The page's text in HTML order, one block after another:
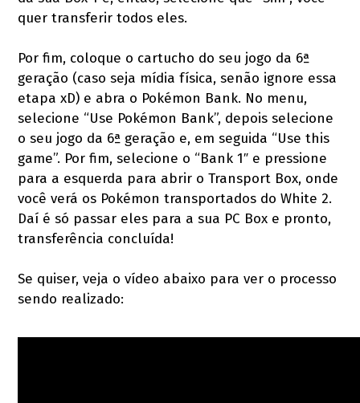
quer transferir todos eles.
Por fim, coloque o cartucho do seu jogo da 6ª
geração (caso seja mídia física, senão ignore essa
etapa xD) e abra o Pokémon Bank. No menu,
selecione “Use Pokémon Bank”, depois selecione
o seu jogo da 6ª geração e, em seguida “Use this
game”. Por fim, selecione o “Bank 1″ e pressione
para a esquerda para abrir o Transport Box, onde
você verá os Pokémon transportados do White 2.
Daí é só passar eles para a sua PC Box e pronto,
transferência concluída!
Se quiser, veja o vídeo abaixo para ver o processo
sendo realizado: